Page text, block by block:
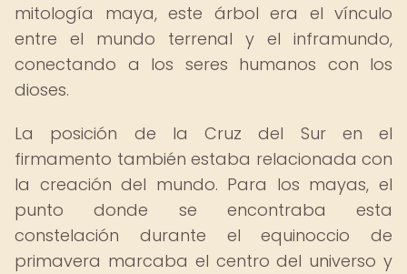
mitología maya, este árbol era el vínculo
entre el mundo terrenal y el inframundo,
conectando a los seres humanos con los
dioses.
La posición de la Cruz del Sur en el
firmamento también estaba relacionada con
la creación del mundo. Para los mayas, el
punto donde se encontraba esta
constelación durante el equinoccio de
primavera marcaba el centro del universo y